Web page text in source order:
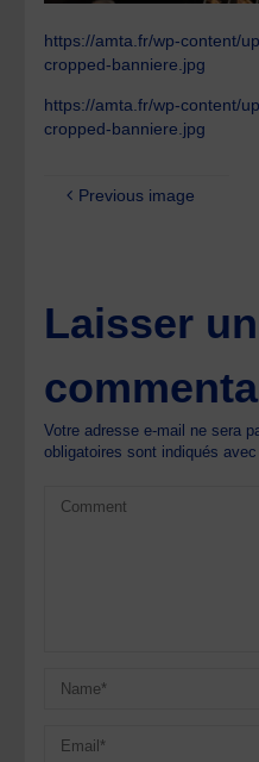
https://amta.fr/wp-content/
cropped-banniere.jpg
https://amta.fr/wp-content/
cropped-banniere.jpg
Previous image
Laisser un
Votre adresse e-mail ne sera
obligatoires sont indiqués